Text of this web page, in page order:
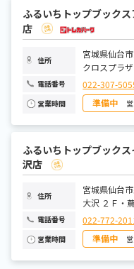
ふるいちトップブック
店
住所
宮城県仙台
クロスプラ
電話番号 022-307-
営業時間 準備中
日曜日
月曜日
水曜日
土曜日
ふるいちトップブック
沢店
住所
宮城県仙台
大沢 ２Ｆ・
電話番号 022-772-
営業時間 準備中
日曜日